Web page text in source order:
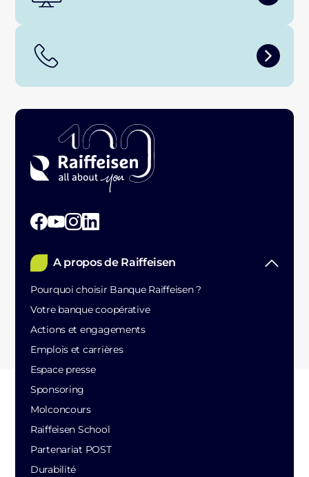
A propos de Raiffeisen
Pourquoi choisir Banque Raiffeisen ?
Votre banque coopérative
Actions et engagements
Emplois et carrières
Espace presse
Sponsoring
Molconcours
Raiffeisen School
Partenariat POST
Durabilité